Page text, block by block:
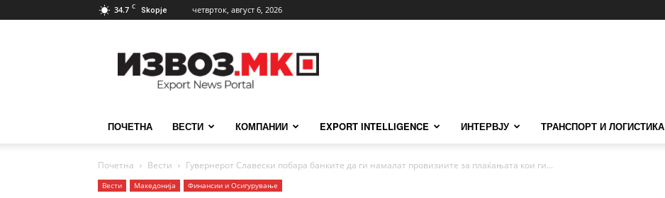
34.7 C Skopje четврток, август 6, 2026
ПОЧЕТНА ВЕСТИ КОМПАНИИ EXPORT INTELLIGENCE ИНТЕРВЈУ ТРАНСПОРТ И ЛОГИСТИКА
Почетна Вести Гувернерот Славески побара банките да ги намалат провизиите за плаќањата кои ги...
Вести Македонија Финансии и Осигурување